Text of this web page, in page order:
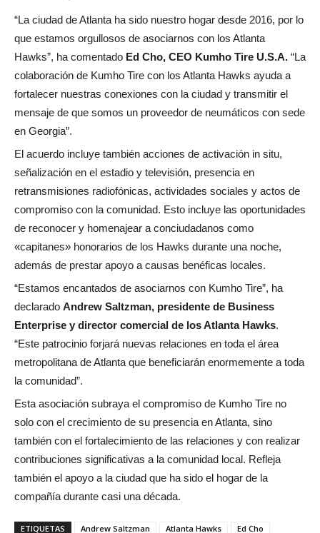
“La ciudad de Atlanta ha sido nuestro hogar desde 2016, por lo
que estamos orgullosos de asociarnos con los Atlanta
Hawks”, ha comentado Ed Cho, CEO Kumho Tire U.S.A. “La
colaboración de Kumho Tire con los Atlanta Hawks ayuda a
fortalecer nuestras conexiones con la ciudad y transmitir el
mensaje de que somos un proveedor de neumáticos con sede
en Georgia”.
El acuerdo incluye también acciones de activación in situ,
señalización en el estadio y televisión, presencia en
retransmisiones radiofónicas, actividades sociales y actos de
compromiso con la comunidad. Esto incluye las oportunidades
de reconocer y homenajear a conciudadanos como
«capitanes» honorarios de los Hawks durante una noche,
además de prestar apoyo a causas benéficas locales.
“Estamos encantados de asociarnos con Kumho Tire”, ha
declarado Andrew Saltzman, presidente de Business
Enterprise y director comercial de los Atlanta Hawks.
“Este patrocinio forjará nuevas relaciones en toda el área
metropolitana de Atlanta que beneficiarán enormemente a toda
la comunidad”.
Esta asociación subraya el compromiso de Kumho Tire no
solo con el crecimiento de su presencia en Atlanta, sino
también con el fortalecimiento de las relaciones y con realizar
contribuciones significativas a la comunidad local. Refleja
también el apoyo a la ciudad que ha sido el hogar de la
compañía durante casi una década.
ETIQUETAS Andrew Saltzman Atlanta Hawks Ed Cho